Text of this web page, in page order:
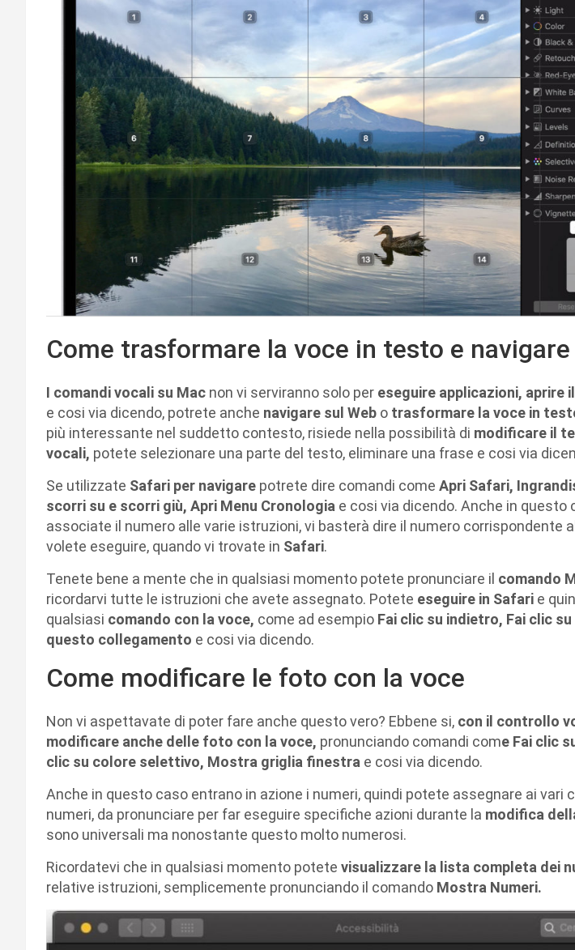
Come trasformare la voce in testo e navigare
I comandi vocali su Mac non vi serviranno solo per eseguire applicazioni, aprire
e cosi via dicendo, potrete anche navigare sul Web o trasformare la voce in
più interessante nel suddetto contesto, risiede nella possibilità di modificare il
vocali, potete selezionare una parte del testo, eliminare una frase e cosi via
Se utilizzate Safari per navigare potrete dire comandi come Apri Safari,
scorri su e scorri giù, Apri Menu Cronologia e cosi via dicendo. Anche in questo
associate il numero alle varie istruzioni, vi basterà dire il numero corrispondente
volete eseguire, quando vi trovate in Safari.
Tenete bene a mente che in qualsiasi momento potete pronunciare il comando
ricordarvi tutte le istruzioni che avete assegnato. Potete eseguire in Safari e
qualsiasi comando con la voce, come ad esempio Fai clic su indietro, Fai clic
questo collegamento e cosi via dicendo.
Come modificare le foto con la voce
Non vi aspettavate di poter fare anche questo vero? Ebbene si, con il controllo
modificare anche delle foto con la voce, pronunciando comandi come Fai clic
clic su colore selettivo, Mostra griglia finestra e cosi via dicendo.
Anche in questo caso entrano in azione i numeri, quindi potete assegnare ai vari
numeri, da pronunciare per far eseguire specifiche azioni durante la modifica
sono universali ma nonostante questo molto numerosi.
Ricordatevi che in qualsiasi momento potete visualizzare la lista completa dei
relative istruzioni, semplicemente pronunciando il comando Mostra Numeri.